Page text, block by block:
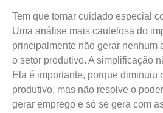
Tem que tomar cuidado especial
Uma análise mais cautelosa do
principalmente não gerar nenhum
o setor produtivo. A simplificação
Ela é importante, porque diminuiu
produtivo, mas não resolve o
gerar emprego e só se gera com